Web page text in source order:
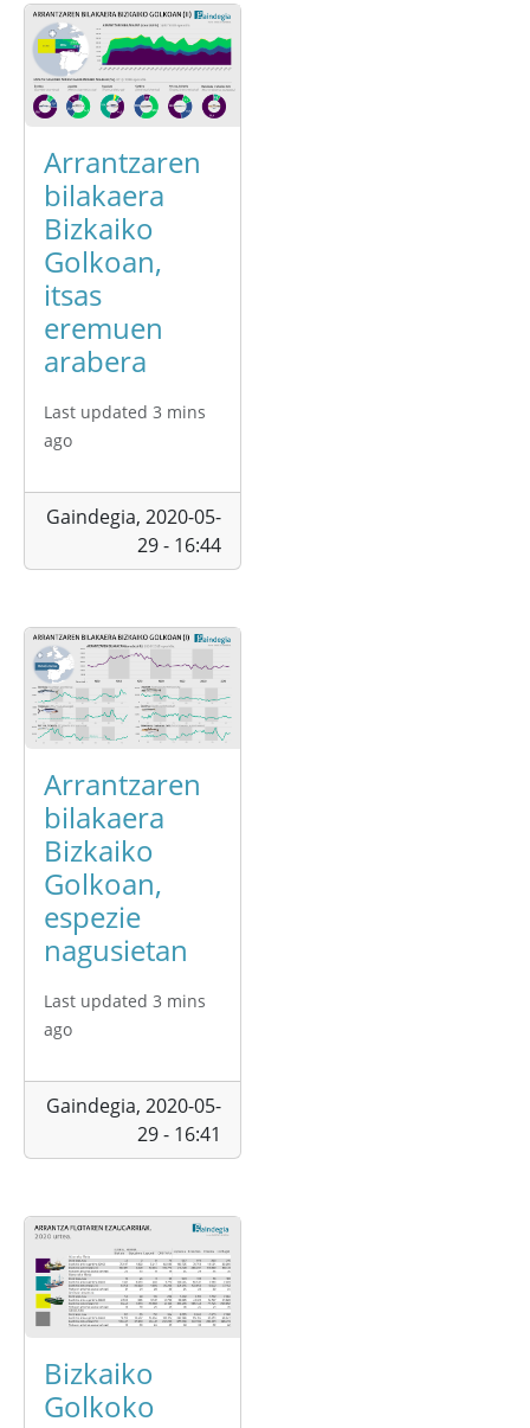
Arrantzaren
bilakaera
Bizkaiko
Golkoan,
itsas
eremuen
arabera
Last updated 3 mins
ago
Gaindegia, 2020-05-
29 - 16:44
Arrantzaren
bilakaera
Bizkaiko
Golkoan,
espezie
nagusietan
Last updated 3 mins
ago
Gaindegia, 2020-05-
29 - 16:41
Bizkaiko
Golkoko